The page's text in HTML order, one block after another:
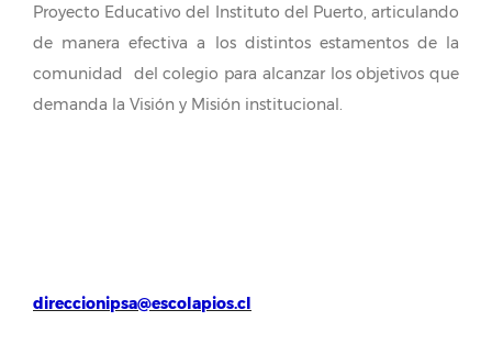
Proyecto Educativo del Instituto del Puerto, articulando
de manera efectiva a los distintos estamentos de la
comunidad del colegio para alcanzar los objetivos que
demanda la Visión y Misión institucional.
direccionipsa@escolapios.cl